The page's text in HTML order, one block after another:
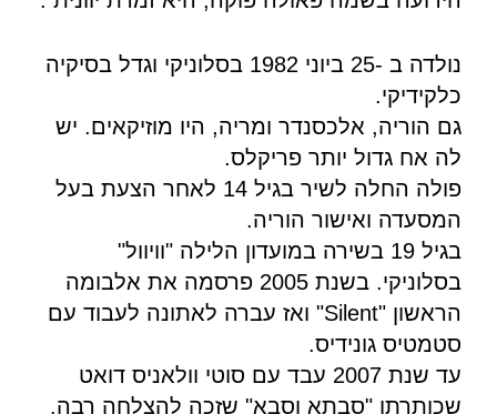
נולדה ב -25 ביוני 1982 בסלוניקי וגדל בסיקיה
כלקידיקי.
גם הוריה, אלכסנדר ומריה, היו מוזיקאים. יש
לה אח גדול יותר פריקלס.
פולה החלה לשיר בגיל 14 לאחר הצעת בעל
המסעדה ואישור הוריה.
בגיל 19 בשירה במועדון הלילה "וויוול"
בסלוניקי. בשנת 2005 פרסמה את אלבומה
הראשון "Silent" ואז עברה לאתונה לעבוד עם
סטמטיס גונידיס.
עד שנת 2007 עבד עם סוטי וולאניס דואט
שכותרתו "סבתא וסבא" שזכה להצלחה רבה.